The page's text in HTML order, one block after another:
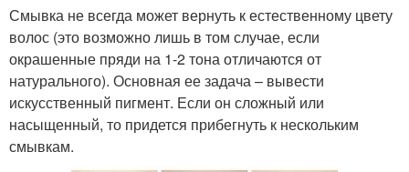
Смывка не всегда может вернуть к естественному цвету
волос (это возможно лишь в том случае, если
окрашенные пряди на 1-2 тона отличаются от
натурального). Основная ее задача – вывести
искусственный пигмент. Если он сложный или
насыщенный, то придется прибегнуть к нескольким
смывкам.